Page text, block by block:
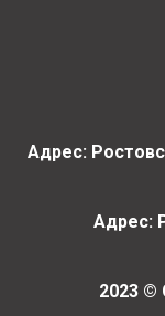
Адрес:
Адрес:
2023 ©